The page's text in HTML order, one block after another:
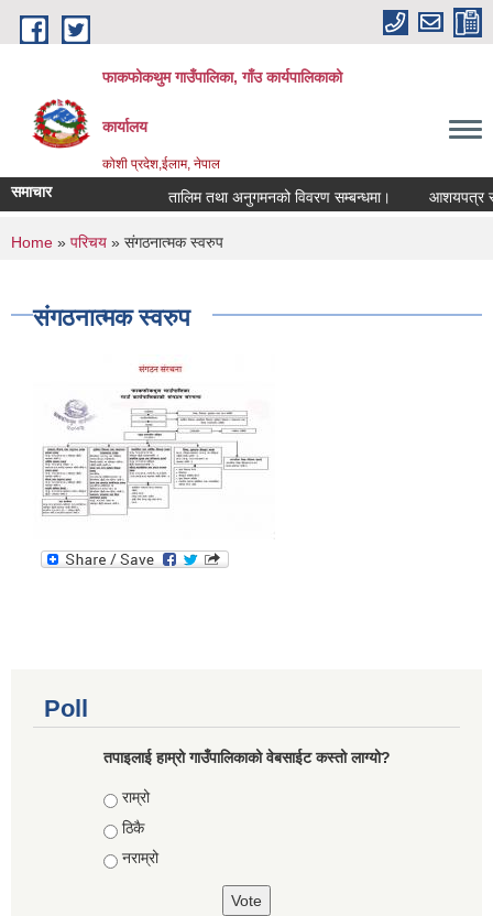
Skip to main content
फाकफोकथुम गाउँपालिका, गाँउ कार्यपालिकाको
कार्यालय
कोशी प्रदेश,ईलाम, नेपाल
समाचार तालिम तथा अनुगमनको विवरण सम्बन्धमा। आशयपत्र
You are here
Home » परिचय » संगठनात्मक स्वरुप
संगठनात्मक स्वरुप
Poll
तपाइलाई हाम्रो गाउँपालिकाको वेबसाईट कस्तो लाग्यो?
Choices
राम्रो
ठिकै
नराम्रो